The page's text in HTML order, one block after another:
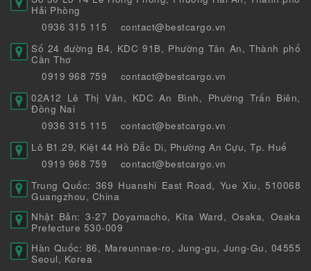
Hải Phòng
0936 315 115
contact@bestcargo.vn
Số 24 đường B4, KDC 91B, Phường Tân An, Thành phố
Cần Thơ
0919 968 759
contact@bestcargo.vn
02A12 Lê Thị Vân, KDC An Bình, Phường Trấn Biên,
Đồng Nai
0936 315 115
contact@bestcargo.vn
Lô B1.29, Kiệt 44 Hồ Đắc Di, Phường An Cựu, Tp. Huế
0919 968 759
contact@bestcargo.vn
Trung Quốc: 369 Huanshi East Road, Yue Xiu, 510068
Guangzhou, China
Nhật Bản: 3-27 Doyamacho, Kita Ward, Osaka, Osaka
Prefecture 530-009
Hàn Quốc: 86, Mareunnae-ro, Jung-gu, Jung-Gu, 04555
Seoul, Korea